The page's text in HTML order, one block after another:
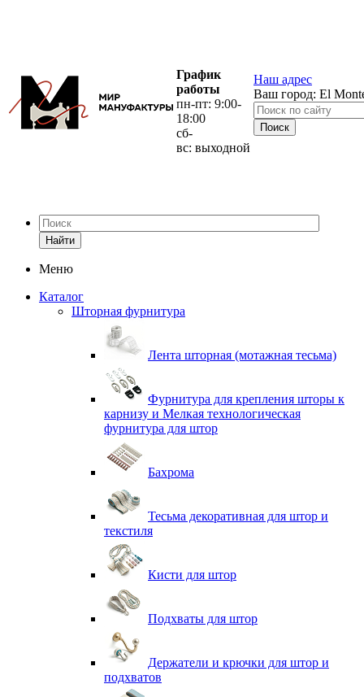
График
работы
пн-пт: 9:00-
18:00
сб-
вс: выходной
Наш адрес
Ваш город: El
Найти
Меню
Каталог
Шторная фурнитура
Лента шторная (мотажная тесьма)
Фурнитура для крепления шторы к
карнизу и Мелкая технологическая
фурнитура для штор
Бахрома
Тесьма декоративная для штор и
текстиля
Кисти для штор
Подхваты для штор
Держатели и крючки для штор и
подхватов